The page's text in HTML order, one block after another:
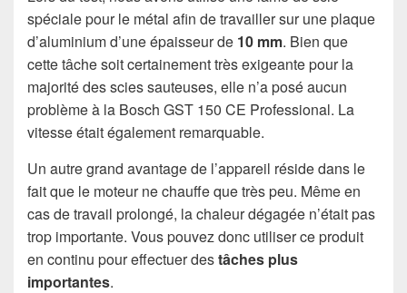
spéciale pour le métal afin de travailler sur une plaque
d’aluminium d’une épaisseur de 10 mm. Bien que
cette tâche soit certainement très exigeante pour la
majorité des scies sauteuses, elle n’a posé aucun
problème à la Bosch GST 150 CE Professional. La
vitesse était également remarquable.
Un autre grand avantage de l’appareil réside dans le
fait que le moteur ne chauffe que très peu. Même en
cas de travail prolongé, la chaleur dégagée n’était pas
trop importante. Vous pouvez donc utiliser ce produit
en continu pour effectuer destâches plus
importantes.